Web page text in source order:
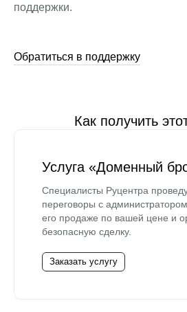
поддержки.
Обратиться в поддержку
Как получить
Услуга «Доменный
Специалисты Руцентра
переговоры с
его продаже по вашей цене и
безопасную сделку.
Заказать услугу